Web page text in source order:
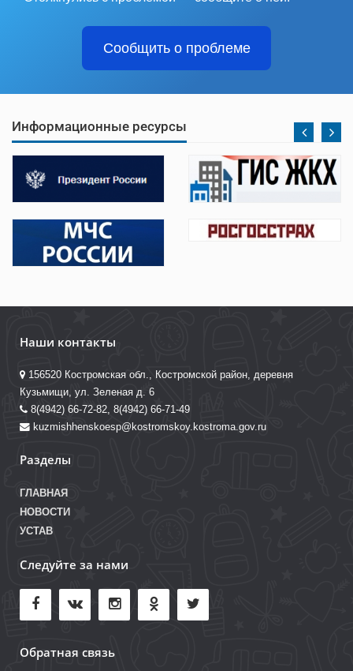
Сообщить о проблеме
Информационные ресурсы
Наши контакты
156520 Костромская обл., Костромской район, деревня
Кузьмищи, ул. Зеленая д. 6
8(4942) 66-72-82, 8(4942) 66-71-49
kuzmishhenskoesp@kostromskoy.kostroma.gov.ru
Разделы
ГЛАВНАЯ
НОВОСТИ
УСТАВ
Следуйте за нами
Обратная связь